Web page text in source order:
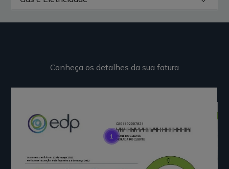
Conheça os detalhes da sua fatura
1